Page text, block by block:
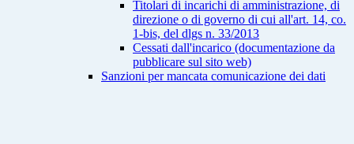
Titolari di incarichi di amministrazione, di
direzione o di governo di cui all'art. 14, co.
1-bis, del dlgs n. 33/2013
Cessati dall'incarico (documentazione da
pubblicare sul sito web)
Sanzioni per mancata comunicazione dei dati